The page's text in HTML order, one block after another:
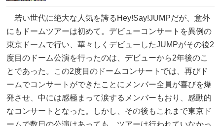
若い世代に絶大な人気を誇るHey!Say!JUMPだが、意外
にもドームツアーは初めて。デビューコンサートを異例の
東京ドームで行い、華々しくデビューしたJUMPがその後2
度目のドーム公演を行ったのは、デビューから2年後のこ
とであった。この2度目のドームコンサートでは、再びド
ームでコンサートができたことにメンバー全員が喜びを爆
発させ、中には感極まって涙するメンバーもおり、感動的
なコンサートとなった。しかし、その後もこれまで東京ド
ームで数日の公演はあっても、ツアーは行われていなかっ